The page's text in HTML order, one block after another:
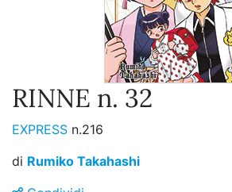
RINNE n. 32
EXPRESS n.216
di Rumiko Takahashi